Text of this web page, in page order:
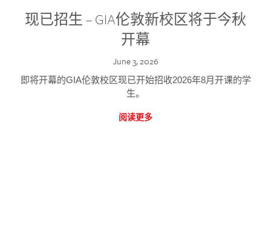
现已招生 – GIA伦敦新校区将于今秋
开幕
June 3, 2026
即将开幕的GIA伦敦校区现已开始招收2026年8月开课的学
生。
阅读更多